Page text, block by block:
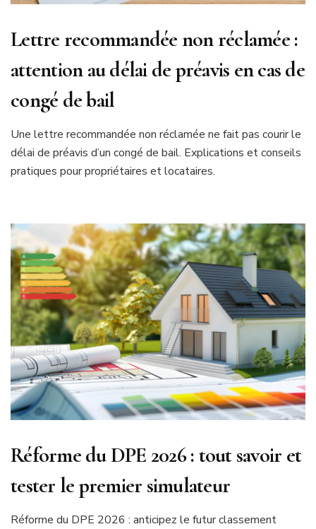
Lettre recommandée non réclamée :
attention au délai de préavis en cas de
congé de bail
Une lettre recommandée non réclamée ne fait pas courir le
délai de préavis d’un congé de bail. Explications et conseils
pratiques pour propriétaires et locataires.
Réforme du DPE 2026 : tout savoir et
tester le premier simulateur
Réforme du DPE 2026 : anticipez le futur classement